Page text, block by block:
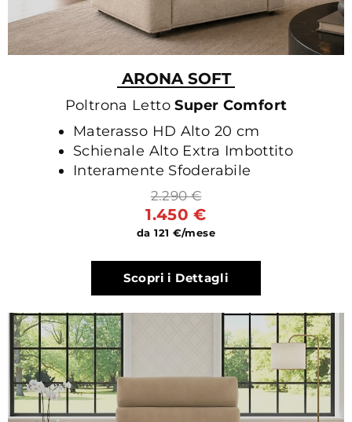
ARONA SOFT
Poltrona LettoSuper Comfort
Materasso HD Alto 20 cm
Schienale Alto Extra Imbottito
Interamente Sfoderabile
2.290 €
1.450 €
da 121 €/mese
Scopri i Dettagli